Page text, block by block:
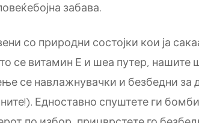
забава.
со природни состојки кои ја
се витамин Е и шеа путер, нашите
се навлажнувачки и безбедни за
Едноставно спуштете ги